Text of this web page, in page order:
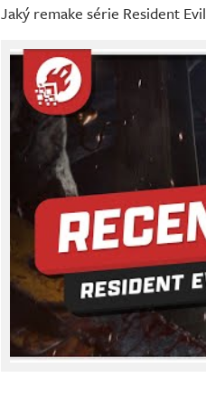
Jaký remake série Resident